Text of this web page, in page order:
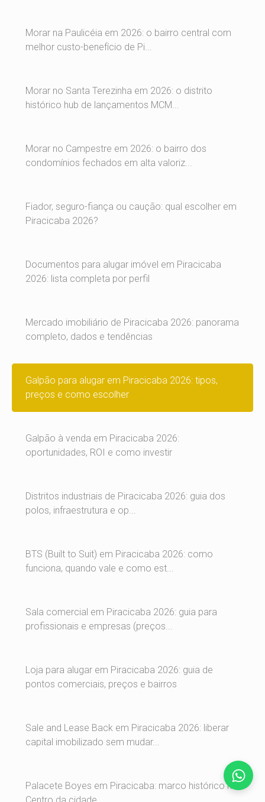
Morar na Paulicéia em 2026: o bairro central com
melhor custo-benefício de Pi...
Morar no Santa Terezinha em 2026: o distrito
histórico hub de lançamentos MCM...
Morar no Campestre em 2026: o bairro dos
condomínios fechados em alta valoriz...
Fiador, seguro-fiança ou caução: qual escolher em
Piracicaba 2026?
Documentos para alugar imóvel em Piracicaba
2026: lista completa por perfil
Mercado imobiliário de Piracicaba 2026: panorama
completo, dados e tendências
Galpão para alugar em Piracicaba 2026: tipos,
preços e como escolher
Galpão à venda em Piracicaba 2026:
oportunidades, ROI e como investir
Distritos industriais de Piracicaba 2026: guia dos
polos, infraestrutura e op...
BTS (Built to Suit) em Piracicaba 2026: como
funciona, quando vale e como est...
Sala comercial em Piracicaba 2026: guia para
profissionais e empresas (preços...
Loja para alugar em Piracicaba 2026: guia de
pontos comerciais, preços e bairros
Sale and Lease Back em Piracicaba 2026: liberar
capital imobilizado sem mudar...
Palacete Boyes em Piracicaba: marco histórico no